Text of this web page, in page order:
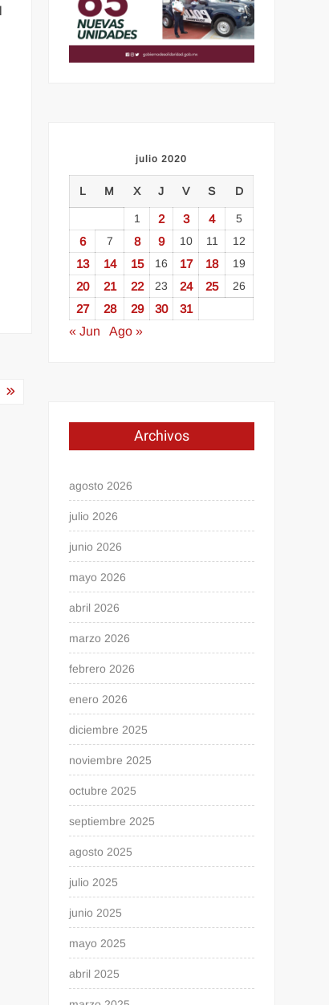
julio 2020
L M X J V S D
1 2 3 4 5
6 7 8 9 10 11 12
13 14 15 16 17 18 19
20 21 22 23 24 25 26
27 28 29 30
31
« Jun
Ago »
Archivos
agosto 2026
julio 2026
junio 2026
mayo 2026
abril 2026
marzo 2026
febrero 2026
enero 2026
diciembre 2025
noviembre 2025
octubre 2025
septiembre 2025
agosto 2025
julio 2025
junio 2025
mayo 2025
abril 2025